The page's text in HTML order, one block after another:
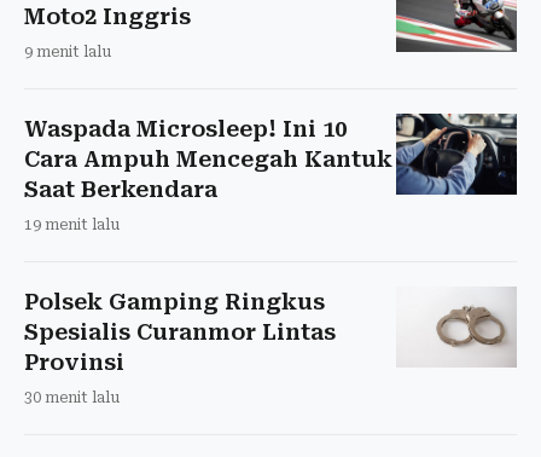
Moto2 Inggris
9 menit lalu
Waspada Microsleep! Ini 10
Cara Ampuh Mencegah Kantuk
Saat Berkendara
19 menit lalu
Polsek Gamping Ringkus
Spesialis Curanmor Lintas
Provinsi
30 menit lalu